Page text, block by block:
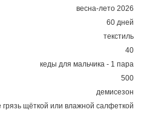
весна-лето 2026
60 дней
текстиль
40
кеды для мальчика - 1 пара
500
демисезон
грязь щёткой или влажной салфеткой